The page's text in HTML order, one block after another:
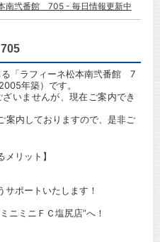
南弐番館 705 - 毎日情報更新中
る「ラフィーネ松本南弐番館 7
年築）です。
いませんが、現在ご案内でき
案内しておりますので、是非ご
メリット】
サポートいたします！
ニミニＦＣ塩尻店”へ！